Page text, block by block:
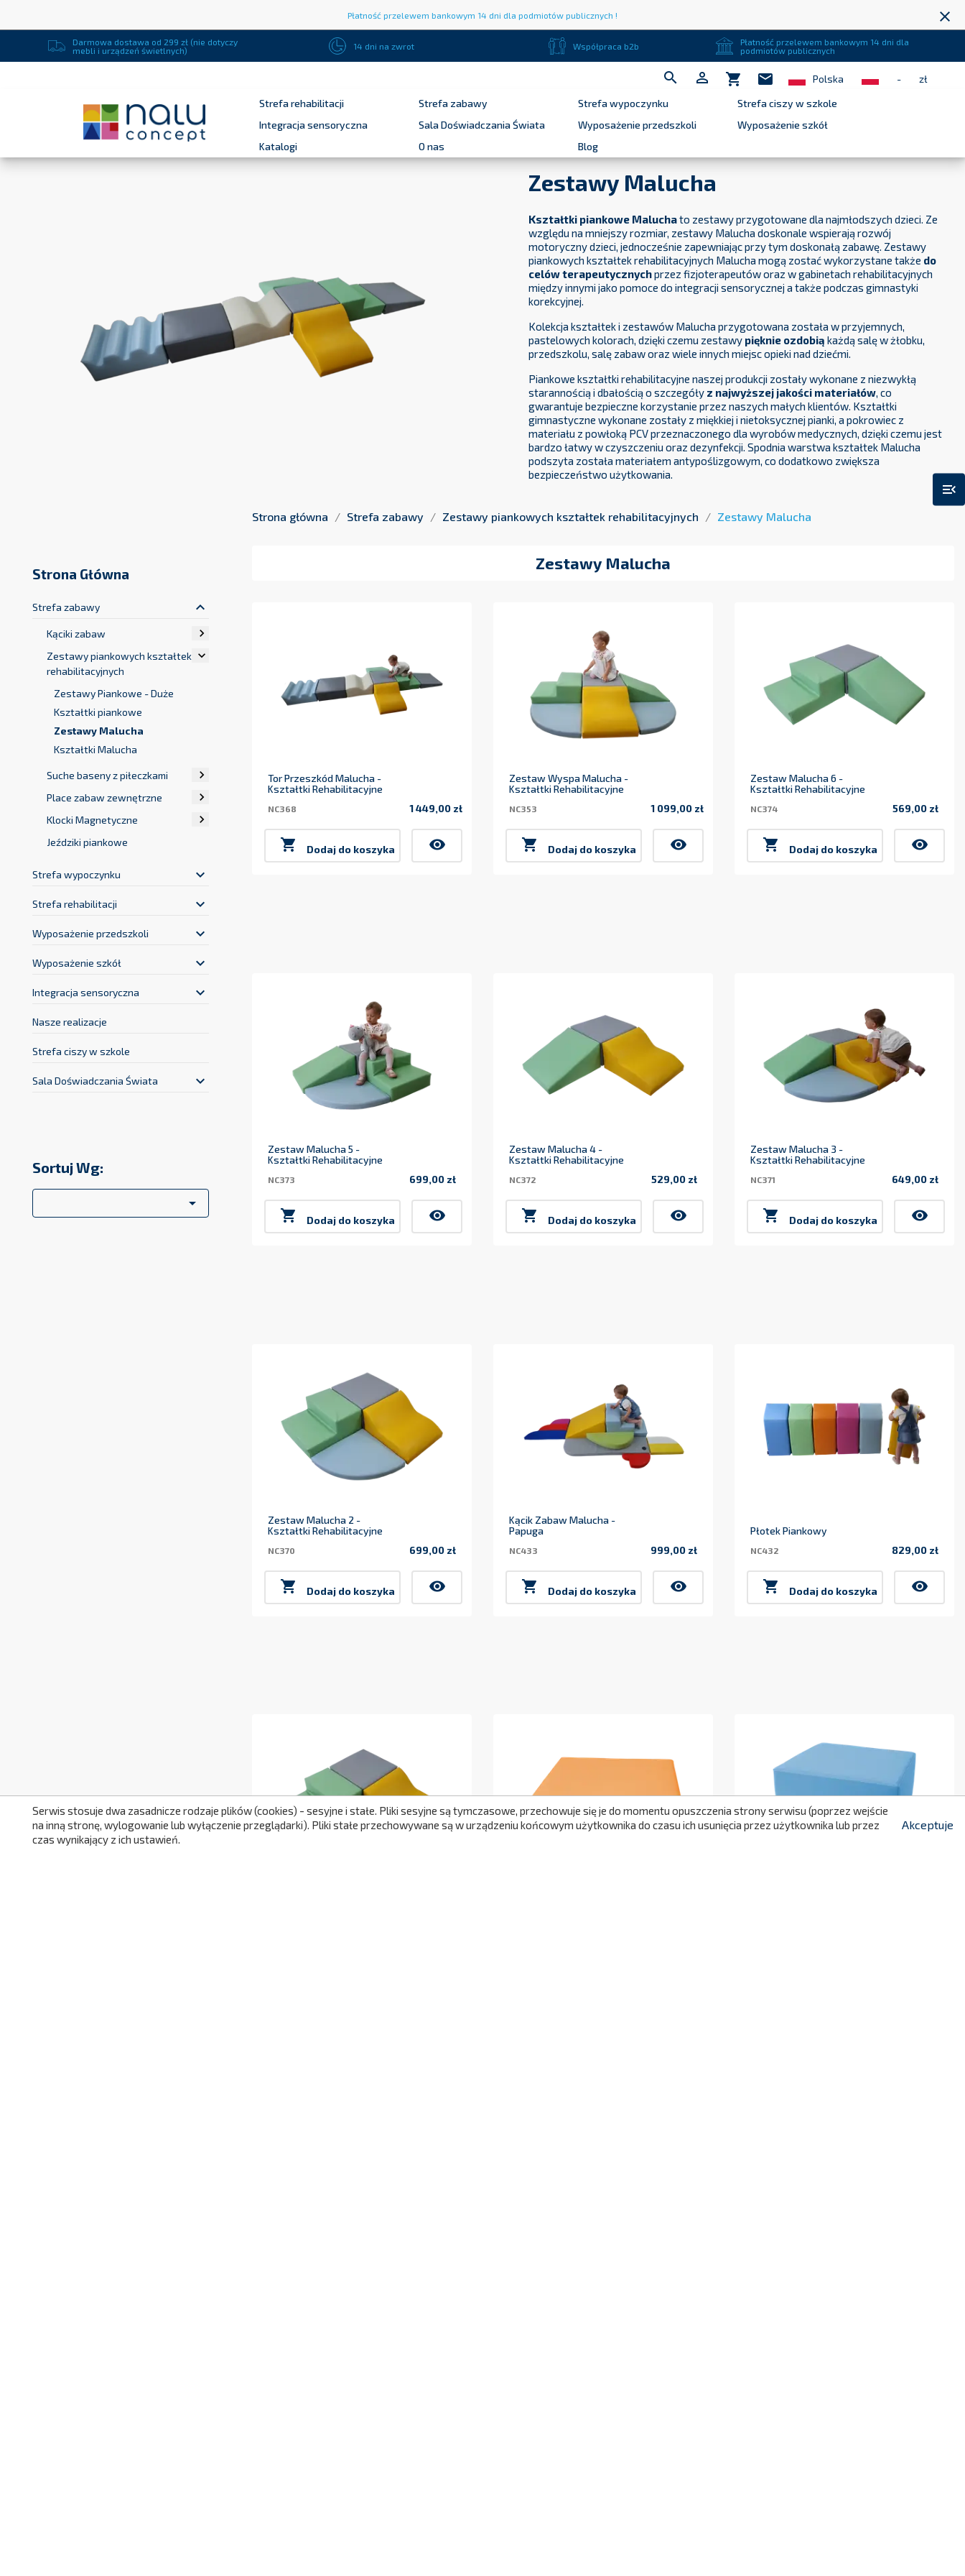
Płatność przelewem bankowym 14 dni dla podmiotów publicznych ! close
Darmowa dostawa od 299 zł (nie dotyczy
mebli i urządzeń świetlnych)
14 dni na zwrot Współpraca b2b
Płatność przelewem bankowym 14 dni dla
podmiotów publicznych
  shopping_cart mail Polska -
zł
Strefa rehabilitacji
Strefa zabawy Strefa wypoczynku
Strefa ciszy w szkole
Integracja sensoryczna
Sala Doświadczania Świata Wyposażenie przedszkoli
Wyposażenie szkół
Katalogi
O nas Blog
menu_open
Zestawy Malucha
Kształtki piankowe Maluchato zestawy przygotowane dla najmłodszych dzieci. Ze
względu na mniejszy rozmiar, zestawy Malucha doskonale wspierają rozwój
motoryczny dzieci, jednocześnie zapewniając przy tym doskonałą zabawę. Zestawy
piankowych kształtek rehabilitacyjnych Malucha mogą zostać wykorzystane także do
celów terapeutycznychprzez fizjoterapeutów oraz w gabinetach rehabilitacyjnych
między innymi jako pomoce do integracji sensorycznej a także podczas gimnastyki
korekcyjnej.
Kolekcja kształtek i zestawów Malucha przygotowana została w przyjemnych,
pastelowych kolorach, dzięki czemu zestawy pięknie ozdobią każdą salę w żłobku,
przedszkolu, salę zabaw oraz wiele innych miejsc opieki nad dziećmi.
Piankowe kształtki rehabilitacyjne naszej produkcji zostały wykonane z niezwykłą
starannością i dbałością o szczegóły z najwyższej jakości materiałów, co
gwarantuje bezpieczne korzystanie przez naszych małych klientów. Kształtki
gimnastyczne wykonane zostały z miękkiej i nietoksycznej pianki, a pokrowiec z
materiału z powłoką PCV przeznaczonego dla wyrobów medycznych, dzięki czemu jest
bardzo łatwy w czyszczeniu oraz dezynfekcji. Spodnia warstwa kształtek Malucha
podszyta została materiałem antypoślizgowym, co dodatkowo zwiększa
bezpieczeństwo użytkowania.
Strona Główna
Strefa zabawy keyboard_arrow_up
Kąciki zabaw 
Zestawy piankowych kształtek
rehabilitacyjnych

Zestawy Piankowe - Duże
Kształtki piankowe
Zestawy Malucha
Kształtki Malucha
Suche baseny z piłeczkami 
Place zabaw zewnętrzne 
Klocki Magnetyczne 
Jeździki piankowe
Strefa wypoczynku keyboard_arrow_down
Strefa rehabilitacji keyboard_arrow_down
Wyposażenie przedszkoli keyboard_arrow_down
Wyposażenie szkół keyboard_arrow_down
Integracja sensoryczna keyboard_arrow_down
Nasze realizacje
Strefa ciszy w szkole
Sala Doświadczania Świata keyboard_arrow_down
Sortuj Wg:

Strona główna Strefa zabawy Zestawy piankowych kształtek rehabilitacyjnych Zestawy Malucha
Zestawy Malucha
Tor Przeszkód Malucha -
Kształtki Rehabilitacyjne
NC368 1 449,00 zł
 Dodaj do koszyka visibility
Zestaw Wyspa Malucha -
Kształtki Rehabilitacyjne
NC353 1 099,00 zł
 Dodaj do koszyka visibility
Zestaw Malucha 6 -
Kształtki Rehabilitacyjne
NC374 569,00 zł
 Dodaj do koszyka visibility
Zestaw Malucha 5 -
Kształtki Rehabilitacyjne
NC373 699,00 zł
 Dodaj do koszyka visibility
Zestaw Malucha 4 -
Kształtki Rehabilitacyjne
NC372 529,00 zł
 Dodaj do koszyka visibility
Zestaw Malucha 3 -
Kształtki Rehabilitacyjne
NC371 649,00 zł
 Dodaj do koszyka visibility
Zestaw Malucha 2 -
Kształtki Rehabilitacyjne
NC370 699,00 zł
 Dodaj do koszyka visibility
Kącik Zabaw Malucha -
Papuga
NC433 999,00 zł
 Dodaj do koszyka visibility
Płotek Piankowy
NC432 829,00 zł
 Dodaj do koszyka visibility
Serwis stosuje dwa zasadnicze rodzaje plików (cookies) - sesyjne i stałe. Pliki sesyjne są tymczasowe, przechowuje się je do momentu opuszczenia strony serwisu (poprzez wejście
na inną stronę, wylogowanie lub wyłączenie przeglądarki). Pliki stałe przechowywane są w urządzeniu końcowym użytkownika do czasu ich usunięcia przez użytkownika lub przez
czas wynikający z ich ustawień.
Akceptuje